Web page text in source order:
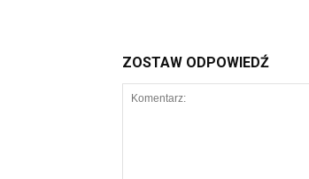
ZOSTAW ODPOWIEDŹ